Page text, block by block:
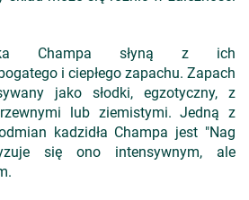
Champa słyną z ich
i ciepłego zapachu. Zapach
jako słodki, egzotyczny, z
lub ziemistymi. Jedną z
kadzidła Champa jest "Nag
się ono intensywnym, ale